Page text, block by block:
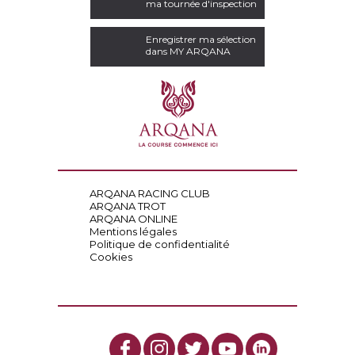
ma tournée d'inspection
Enregistrer ma sélection
dans MY ARQANA
ARQANA RACING CLUB
ARQANA TROT
ARQANA ONLINE
Mentions légales
Politique de confidentialité
Cookies